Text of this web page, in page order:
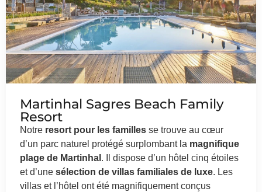
Martinhal Sagres Beach Family
Resort
Notre resort pour les familles se trouve au cœur
d’un parc naturel protégé surplombant la magnifique
plage de Martinhal . Il dispose d’un hôtel cinq étoiles
et d’une sélection de villas familiales de luxe. Les
villas et l’hôtel ont été magnifiquement conçus